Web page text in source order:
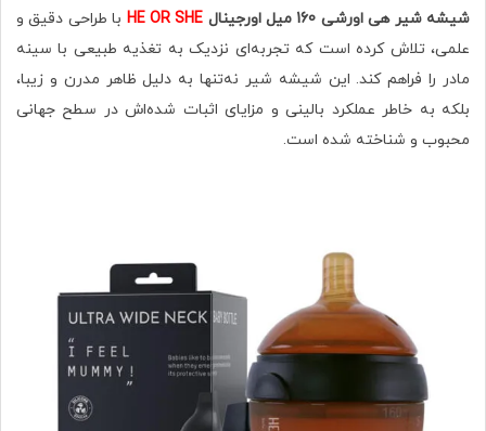
شیشه شیر هی اورشی 160 میل اورجینال
HE OR SHE با طراحی دقیق و
علمی، تلاش کرده است که تجربه‌ای نزدیک به تغذیه طبیعی با سینه
مادر را فراهم کند. این شیشه شیر نه‌تنها به دلیل ظاهر مدرن و زیبا،
بلکه به خاطر عملکرد بالینی و مزایای اثبات شده‌اش در سطح جهانی
محبوب و شناخته شده است.